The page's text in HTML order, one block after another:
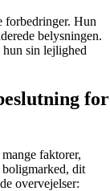
forbedringer. Hun
belysningen.
hun sin lejlighed
for
faktorer,
dit
overvejelser: